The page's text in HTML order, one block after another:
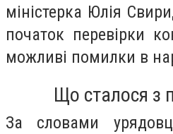
міністерка Юлія
початок перевірки
можливі помилки в
Що сталося з
За словами